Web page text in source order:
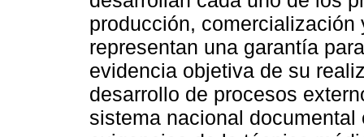
producción,
representan una garantía
evidencia objetiva de su
desarrollo de procesos
sistema nacional